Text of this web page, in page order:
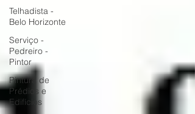
Telhadista -
Belo Horizonte
Serviço -
Pedreiro -
Pintor
Pintura de
Prédios e
Edifícios